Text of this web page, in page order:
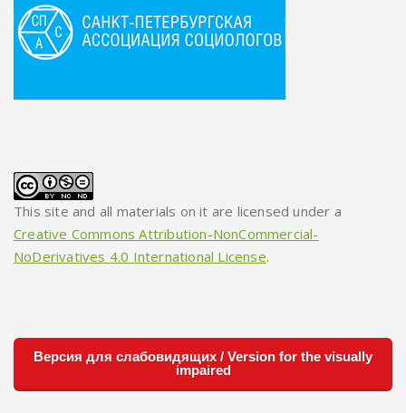
This site and all materials on it are licensed under a
Creative Commons Attribution-NonCommercial-
NoDerivatives 4.0 International License.
Версия для слабовидящих / Version for the visually
impaired